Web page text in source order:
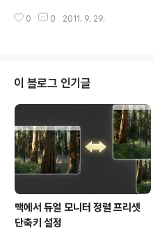
생. OpenProj에 설정된 jre의 경로를 변
0 0 2011. 9. 29.
이 블로그 인기글
맥에서 듀얼 모니터 정렬 프리셋
단축키 설정